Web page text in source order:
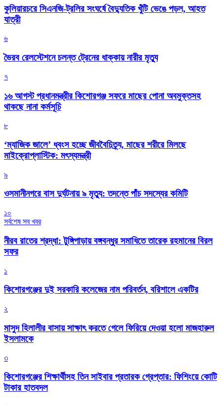
কুলিয়ারচরে সিএনজি-ট্রলির সংঘর্ষে বৈদ্যুতিক খুঁটি ভেঙে পড়ল, আহত
যাত্রী
৬
ভৈরব রেলস্টেশনে চলন্ত ট্রেনের ধাক্কায় নারীর মৃত্যু
৭
১৬ আগস্ট প্রধানমন্ত্রীর কিশোরগঞ্জ সফরে মাছের পোনা অবমুক্তসহ
থাকছে নানা কর্মসূচি
৮
‘ম্যাজিক জালে’ ধ্বংস হচ্ছে জীববৈচিত্র্য, মাছের শরীরে মিলছে
মাইক্রোপ্লাস্টিক: মৎস্যমন্ত্রী
৯
ওসমানীনগরে বাস দুর্ঘটনায় ৯ মৃত্যু: তদন্তে পাঁচ সদস্যের কমিটি
১০
সর্বশেষ সব খবর
নীরব রাতের শ্রদ্ধা: টুঙ্গিপাড়ায় বঙ্গবন্ধুর সমাধিতে তারেক রহমানের বিরল
সফর
১
কিশোরগঞ্জের দুই সরকারি কলেজের নাম পরিবর্তন, বরিশালে একটির
২
মাসুদ হিলালীর বাসায় সাক্ষাৎ করতে গেলে ফিরিয়ে দেওয়া হলো মাজহারুল
ইসলামকে
৩
কিশোরগঞ্জের শিক্ষার্থীসহ তিন সাইবার প্রতারক গ্রেপ্তার: ফিশিংয়ে কোটি
টাকার হাতবদল